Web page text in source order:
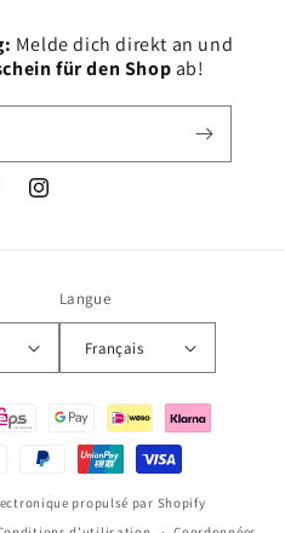
Melde dich direkt an und
für den Shop ab!
Instagram
Langue
Français
propulsé par Shopify